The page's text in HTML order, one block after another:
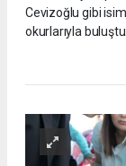
Cevizoğlu gibi
okurlarıyla buluştu.